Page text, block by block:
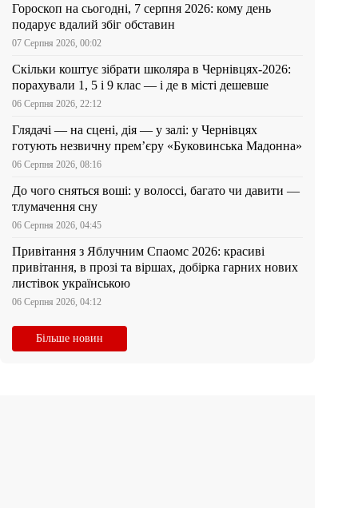
Гороскоп на сьогодні, 7 серпня 2026: кому день
подарує вдалий збіг обставин
07 Серпня 2026, 00:02
Скільки коштує зібрати школяра в Чернівцях-2026:
порахували 1, 5 і 9 клас — і де в місті дешевше
06 Серпня 2026, 22:12
Глядачі — на сцені, дія — у залі: у Чернівцях
готують незвичну прем’єру «Буковинська Мадонна»
06 Серпня 2026, 08:16
До чого сняться воші: у волоссі, багато чи давити —
тлумачення сну
06 Серпня 2026, 04:45
Привітання з Яблучним Спаомс 2026: красиві
привітання, в прозі та віршах, добірка гарних нових
листівок українською
06 Серпня 2026, 04:12
Більше новин